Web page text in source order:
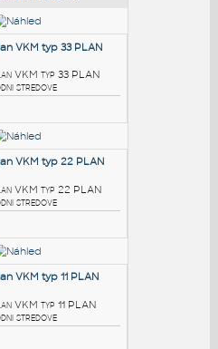
BLOKY
Plan VKM typ 33 PLAN
Plan VKM typ 33 PLAN
spodni stredove
Plan VKM typ 22 PLAN